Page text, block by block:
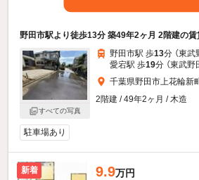
野田市駅より徒歩13分 築49年2ヶ月 2階建の賃
すべての写真
野田市駅 歩13分 （東武
愛宕駅 歩19分 （東武野
千葉県野田市上花輪新
2階建 / 49年2ヶ月 / 木造
駐車場あり
新着 9.9万円